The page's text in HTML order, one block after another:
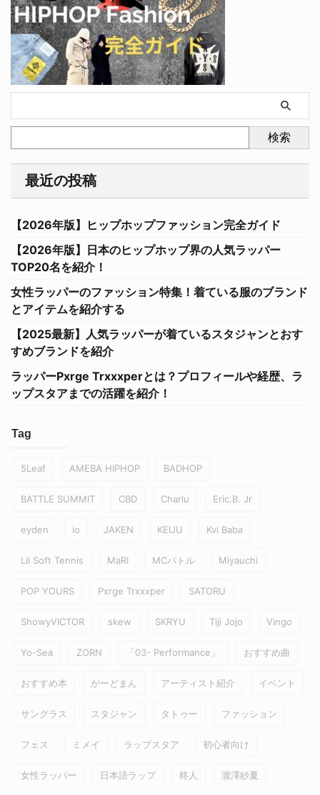
検索
最近の投稿
【2026年版】ヒップホップファッション完全ガイド
【2026年版】日本のヒップホップ界の人気ラッパー
TOP20名を紹介！
女性ラッパーのファッション特集！着ている服のブランド
とアイテムを紹介する
【2025最新】人気ラッパーが着ているスタジャンとおす
すめブランドを紹介
ラッパーPxrge Trxxxperとは？プロフィールや経歴、ラ
ップスタアまでの活躍を紹介！
Tag
5Leaf AMEBA HIPHOP BADHOP
BATTLE SUMMIT CBD Charlu Eric.B. Jr
eyden io JAKEN KEIJU Kvi Baba
Lil Soft Tennis MaRI MCバトル Miyauchi
POP YOURS Pxrge Trxxxper SATORU
ShowyVICTOR skew SKRYU Tiji Jojo Vingo
Yo-Sea ZORN 「03- Performance」 おすすめ曲
おすすめ本 がーどまん アーティスト紹介 イベント
サングラス スタジャン タトゥー ファッション
フェス ミメイ ラップスタア 初心者向け
女性ラッパー 日本語ラップ 柊人 瀧澤紗夏